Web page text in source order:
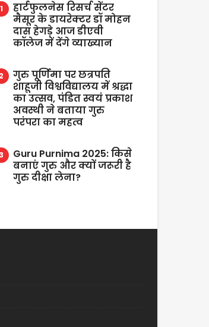
हार्टफुलनेस रिसर्च सेंटर
मैसूर के डायरेक्टर डॉ मोहन
दास हेगड़े आज डीएवी
कॉलेज में देंगे व्याख्यान
गुरु पूर्णिमा पर छत्रपति
शाहूजी विश्वविद्यालय में श्रद्धा
का उत्सव, पंडित स्वयं प्रकाश
अवस्थी ने बताया गुरु
परंपरा का महत्व
Guru Purnima 2025: किसे
बनाएं गुरु और क्यों जरूरी है
गुरु दीक्षा लेना?